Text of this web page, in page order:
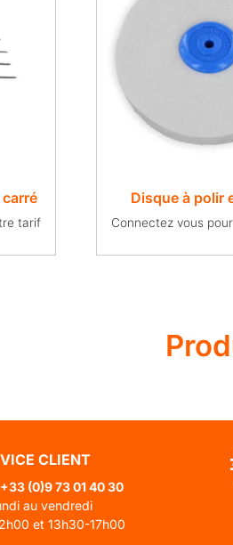
tarif
Disque à polir
Connectez vous
CLIENT
+33 (0)9 73 01 40 30
au vendredi
et 13h30-17h00